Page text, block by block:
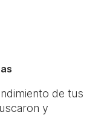
de tus
y